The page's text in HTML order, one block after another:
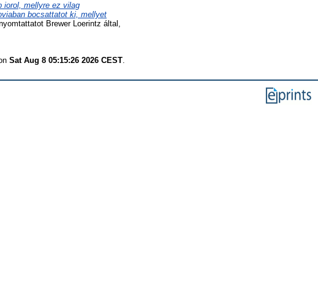
iorol, mellyre ez vilag
bocsattatot ki, mellyet
Brewer Loerintz által,
Sat Aug 8 05:15:26 2026 CEST.